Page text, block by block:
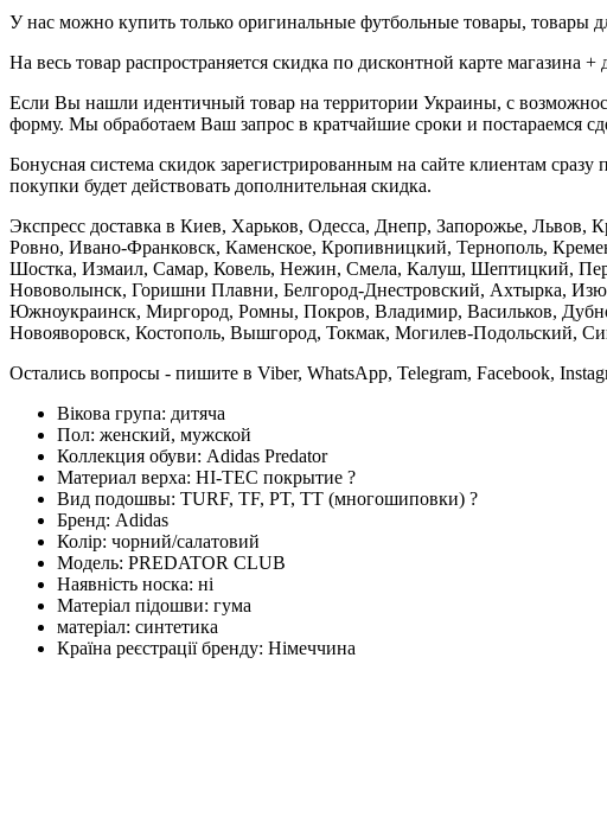
У нас можно купить только оригинальные футбольные товары, товары
На весь товар распространяется скидка по дисконтной карте магазина
Если Вы нашли идентичный товар на территории Украины, с
форму. Мы обработаем Ваш запрос в кратчайшие сроки и постараемся
Бонусная система скидок зарегистрированным на сайте клиентам
покупки будет действовать дополнительная скидка.
Экспресс доставка в Киев, Харьков, Одесса, Днепр, Запорожье,
Ровно, Ивано-Франковск, Каменское, Кропивницкий, Тернополь,
Шостка, Измаил, Самар, Ковель, Нежин, Смела, Калуш, Шептицкий,
Нововолынск, Горишни Плавни, Белгород-Днестровский, Ахтырка,
Южноукраинск, Миргород, Ромны, Покров, Владимир, Васильков,
Новояворовск, Костополь, Вышгород, Токмак, Могилев-Подольский,
Остались вопросы - пишите в Viber, WhatsApp, Telegram, Facebook,
Вікова група: дитяча
Пол: женский, мужской
Коллекция обуви: Adidas Predator
Материал верха: HI-TEC покрытие ?
Вид подошвы: TURF, TF, PT, TT (многошиповки) ?
Бренд: Adidas
Колір: чорний/салатовий
Модель: PREDATOR CLUB
Наявність носка: ні
Матеріал підошви: гума
матеріал: синтетика
Країна реєстрації бренду: Німеччина